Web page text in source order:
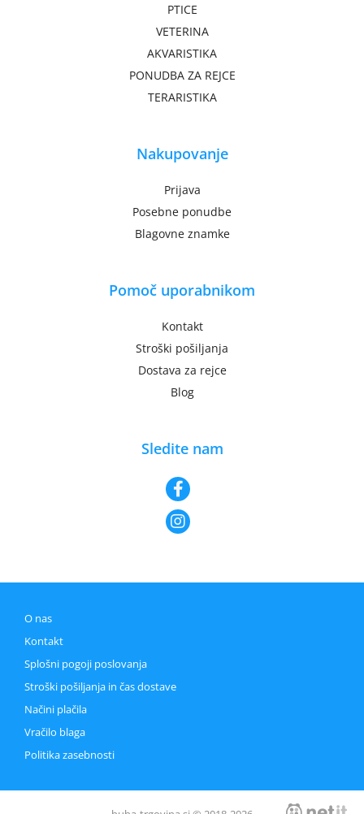
PTICE
VETERINA
AKVARISTIKA
PONUDBA ZA REJCE
TERARISTIKA
Nakupovanje
Prijava
Posebne ponudbe
Blagovne znamke
Pomoč uporabnikom
Kontakt
Stroški pošiljanja
Dostava za rejce
Blog
Sledite nam
O nas
Kontakt
Splošni pogoji poslovanja
Stroški pošiljanja in čas dostave
Načini plačila
Vračilo blaga
Politika zasebnosti